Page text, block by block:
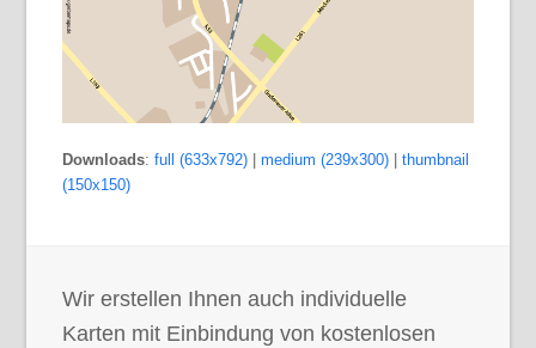
Downloads:full (633x792) |medium (239x300) |thumbnail
(150x150)
Wir erstellen Ihnen auch individuelle
Karten mit Einbindung von kostenlosen